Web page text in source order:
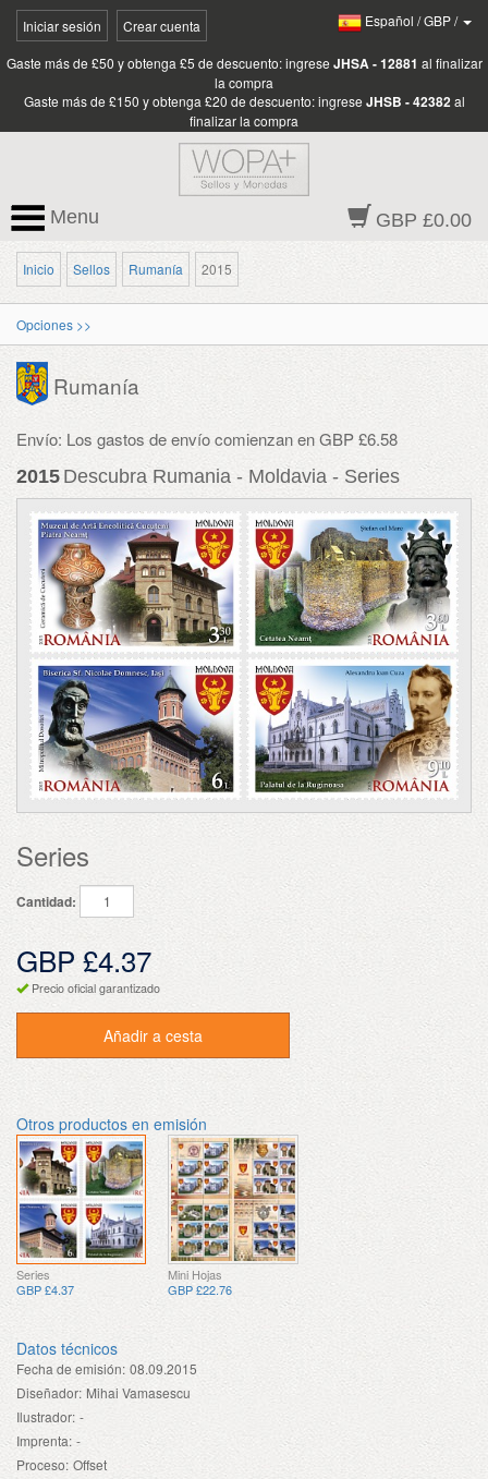
Iniciar sesión Crear cuenta Español /GBP/
Gaste más de £50 y obtenga £5 de descuento: ingrese JHSA - 12881 al finalizar
la compra
Gaste más de £150 y obtenga £20 de descuento: ingrese JHSB - 42382 al
finalizar la compra
GBP £0.00
Menu
Inicio Sellos Rumanía 2015
Opciones >>
Rumanía
Envío: Los gastos de envío comienzan en GBP £6.58
2015 Descubra Rumania - Moldavia - Series
Series
Cantidad:
GBP £4.37
Precio oficial garantizado
Añadir a cesta
Otros productos en emisión
Series
GBP £4.37
Mini Hojas
GBP £22.76
Datos técnicos
Fecha de emisión: 08.09.2015
Diseñador: Mihai Vamasescu
Ilustrador: -
Imprenta: -
Proceso: Offset